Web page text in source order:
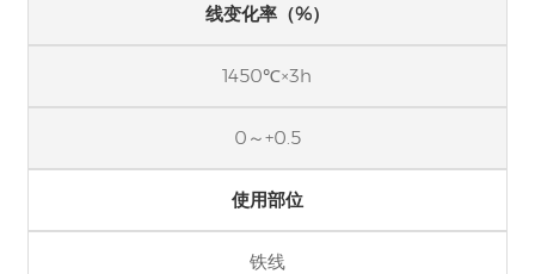
线变化率（%）
1450℃×3h
0～+0.5
使用部位
铁线